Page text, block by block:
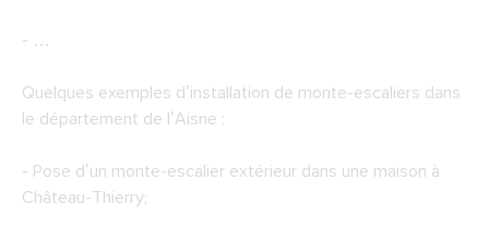
- …
Quelques exemples d’installation de monte-escaliers dans
le département de l’Aisne :
- Pose d’un monte-escalier extérieur dans une maison à
Château-Thierry;